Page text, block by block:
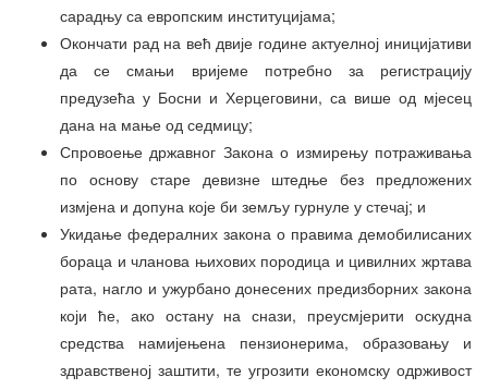
сарадњу са европским институцијама;
Окончати рад на већ двије године актуелној иницијативи
да се смањи вријеме потребно за регистрацију
предузећа у Босни и Херцеговини, са више од мјесец
дана на мање од седмицу;
Спровоење државног Закона о измирењу потраживања
по основу старе девизне штедње без предложених
измјена и допуна које би земљу гурнуле у стечај; и
Укидање федералних закона о правима демобилисаних
бораца и чланова њихових породица и цивилних жртава
рата, нагло и ужурбано донесених предизборних закона
који ће, ако остану на снази, преусмјерити оскудна
средства намијењена пензионерима, образовању и
здравственој заштити, те угрозити економску одрживост